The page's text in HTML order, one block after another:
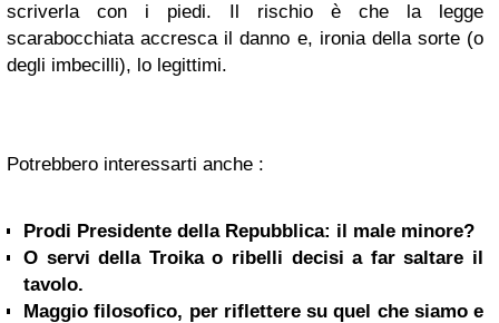
scriverla con i piedi. Il rischio è che la legge
scarabocchiata accresca il danno e, ironia della sorte (o
degli imbecilli), lo legittimi.
Potrebbero interessarti anche :
Prodi Presidente della Repubblica: il male minore?
O servi della Troika o ribelli decisi a far saltare il
tavolo.
Maggio filosofico, per riflettere su quel che siamo e